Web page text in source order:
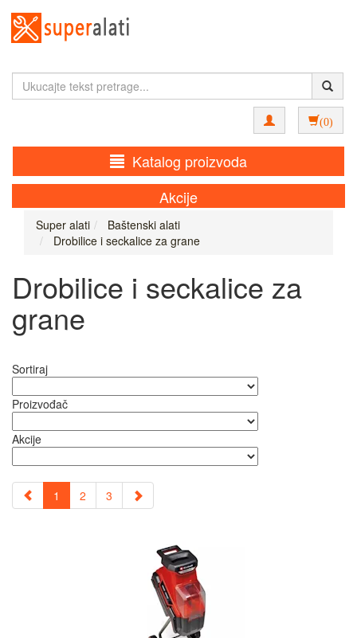
(0)
Katalog proizvoda
Akcije
Super alati
Baštenski alati
Drobilice i seckalice za grane
Drobilice i seckalice za
grane
Sortiraj
Proizvođač
Akcije
1 2 3